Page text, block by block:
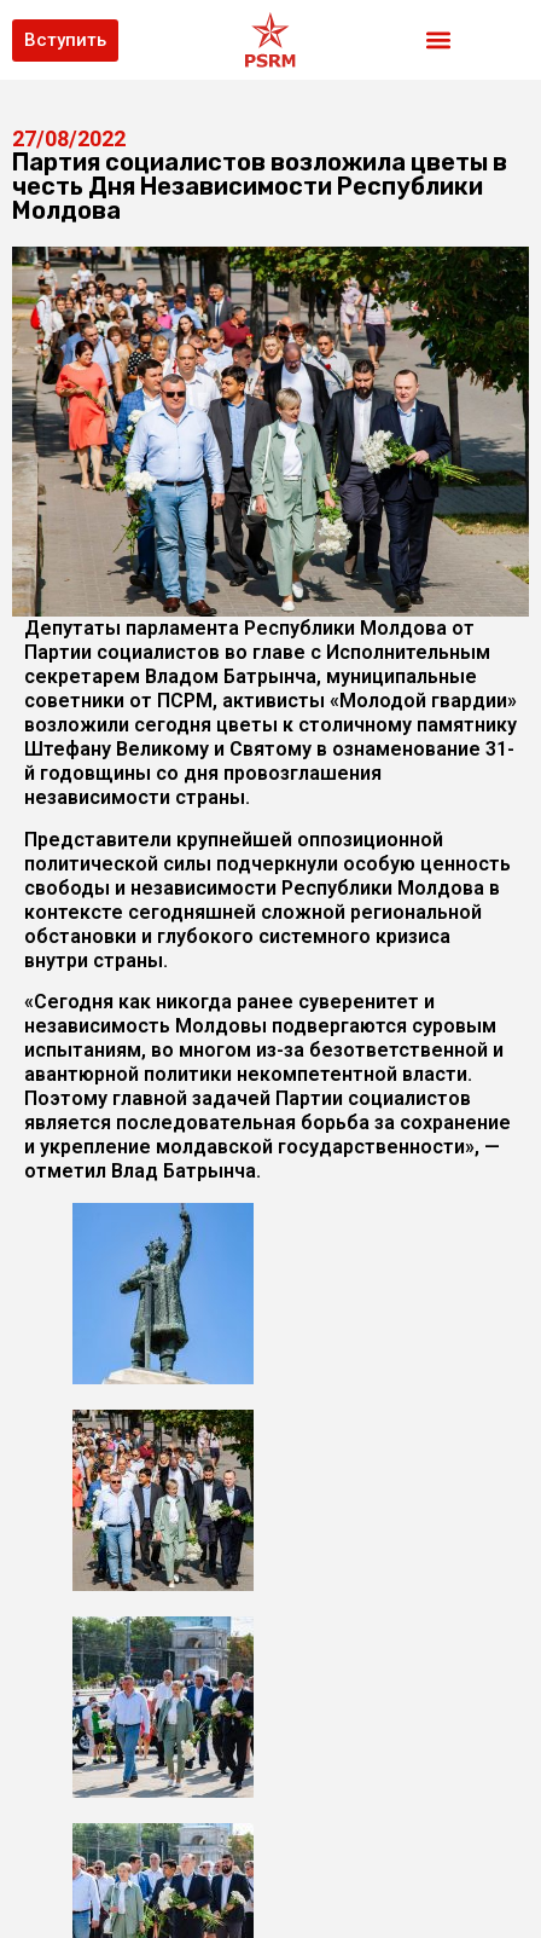
Вступить
27/08/2022
Партия социалистов возложила цветы в
честь Дня Независимости Республики
Молдова
Депутаты парламента Республики Молдова от
Партии социалистов во главе с Исполнительным
секретарем Владом Батрынча, муниципальные
советники от ПСРМ, активисты «Молодой гвардии»
возложили сегодня цветы к столичному памятнику
Штефану Великому и Святому в ознаменование 31-
й годовщины со дня провозглашения
независимости страны.
Представители крупнейшей оппозиционной
политической силы подчеркнули особую ценность
свободы и независимости Республики Молдова в
контексте сегодняшней сложной региональной
обстановки и глубокого системного кризиса
внутри страны.
«Сегодня как никогда ранее суверенитет и
независимость Молдовы подвергаются суровым
испытаниям, во многом из-за безответственной и
авантюрной политики некомпетентной власти.
Поэтому главной задачей Партии социалистов
является последовательная борьба за сохранение
и укрепление молдавской государственности», —
отметил Влад Батрынча.